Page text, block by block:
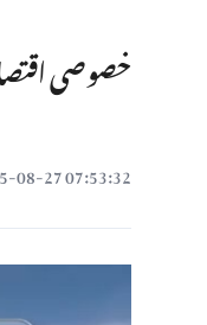
خصوصی اقتصادی زونز کے قیام کے
07:53:32 2025-08-27